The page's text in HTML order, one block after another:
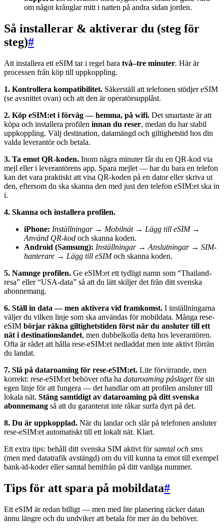
om något krånglar mitt i natten på andra sidan jorden.
Så installerar & aktiverar du (steg för
steg)#
Att installera ett eSIM tar i regel bara två–tre minuter. Här är
processen från köp till uppkoppling.
1. Kontrollera kompatibilitet. Säkerställ att telefonen stödjer eSIM
(se avsnittet ovan) och att den är operatörsupplåst.
2. Köp eSIM:et i förväg — hemma, på wifi. Det smartaste är att
köpa och installera profilen innan du reser, medan du har stabil
uppkoppling. Välj destination, datamängd och giltighetstid hos din
valda leverantör och betala.
3. Ta emot QR-koden. Inom några minuter får du en QR-kod via
mejl eller i leverantörens app. Spara mejlet — har du bara en telefon
kan det vara praktiskt att visa QR-koden på en dator eller skriva ut
den, eftersom du ska skanna den med just den telefon eSIM:et ska in
i.
4. Skanna och installera profilen.
iPhone: Inställningar → Mobilnät → Lägg till eSIM →
Använd QR-kod och skanna koden.
Android (Samsung): Inställningar → Anslutningar → SIM-
hanterare → Lägg till eSIMoch skanna koden.
5. Namnge profilen. Ge eSIM:et ett tydligt namn som “Thailand-
resa” eller “USA-data” så att du lätt skiljer det från ditt svenska
abonnemang.
6. Ställ in data — men aktivera vid framkomst. I inställningarna
väljer du vilken linje som ska användas för mobildata. Många rese-
eSIM börjar räkna giltighetstiden först när du ansluter till ett
nät i destinationslandet, men dubbelkolla detta hos leverantören.
Ofta är rådet att hålla rese-eSIM:et nedladdat men inte aktivt förrän
du landat.
7. Slå på dataroaming för rese-eSIM:et. Lite förvirrande, men
korrekt: rese-eSIM:et behöver ofta ha dataroaming påslagetför sin
egen linje för att fungera — det handlar om att profilen ansluter till
lokala nät. Stäng samtidigt av dataroaming på ditt svenska
abonnemang så att du garanterat inte råkar surfa dyrt på det.
8. Du är uppkopplad. När du landar och slår på telefonen ansluter
rese-eSIM:et automatiskt till ett lokalt nät. Klart.
Ett extra tips: behåll ditt svenska SIM aktivt församtal och sms
(men med datatrafik avstängd) om du vill kunna ta emot till exempel
bank-id-koder eller samtal hemifrån på ditt vanliga nummer.
Tips för att spara på mobildata#
Ett eSIM är redan billigt — men med lite planering räcker datan
ännu längre och du undviker att betala för mer än du behöver.